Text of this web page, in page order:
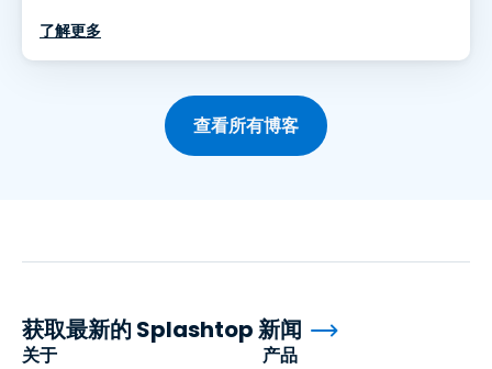
了解更多
查看所有博客
关于 产品
获取最新的 Splashtop 新闻